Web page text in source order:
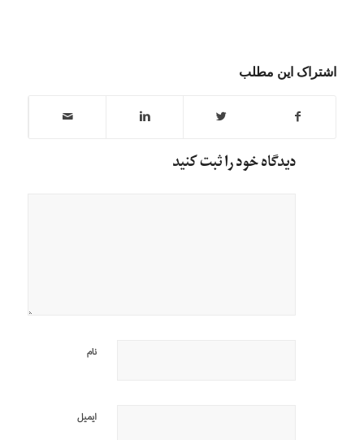
اشتراک این مطلب
دیدگاه خود را ثبت کنید
نام
ایمیل